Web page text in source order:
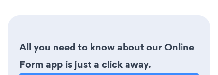
All you need to know about our Online
Form app is just a click away.